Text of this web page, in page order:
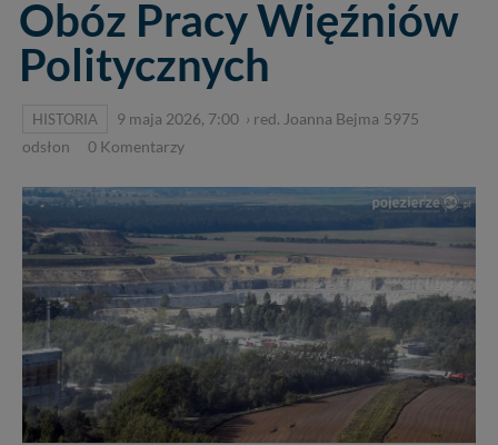
Obóz Pracy Więźniów
Politycznych
HISTORIA 9 maja 2026, 7:00 › red. Joanna Bejma 5975
odsłon
0 Komentarzy